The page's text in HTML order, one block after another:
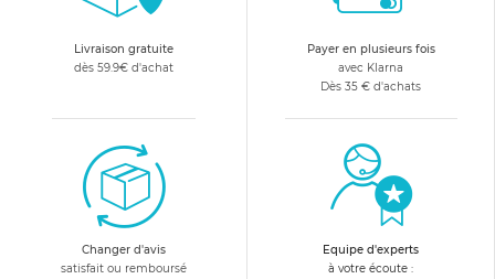
Livraison gratuite
dès 59.9€ d'achat
Payer en plusieurs fois
avec Klarna
Dès 35 € d'achats
Changer d'avis
satisfait ou remboursé
Equipe d'experts
à votre écoute :